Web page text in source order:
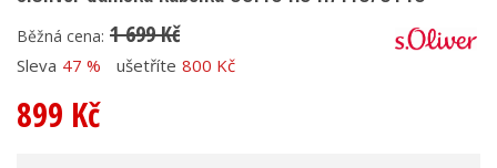
Běžná cena: 1 699 Kč
Sleva 47 % ušetříte 800 Kč
899 Kč